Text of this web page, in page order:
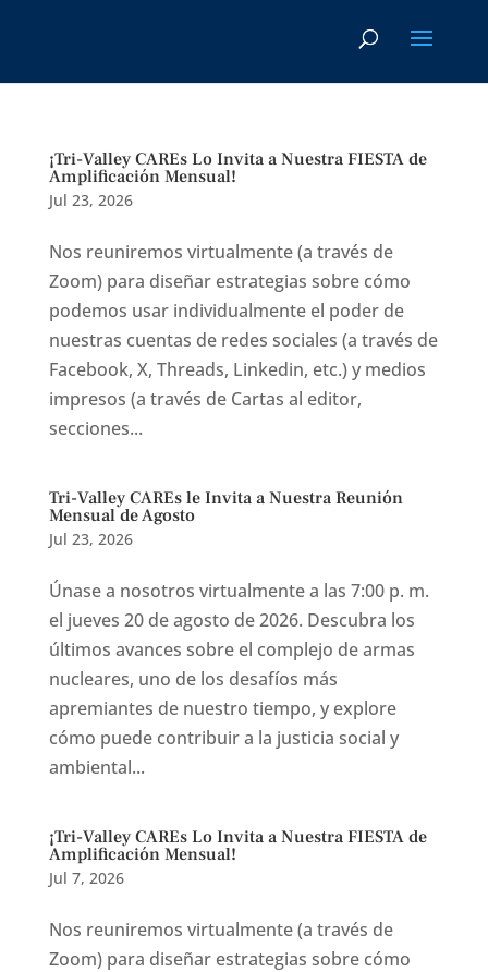
¡Tri-Valley CAREs Lo Invita a Nuestra FIESTA de
Amplificación Mensual!
Jul 23, 2026
Nos reuniremos virtualmente (a través de
Zoom) para diseñar estrategias sobre cómo
podemos usar individualmente el poder de
nuestras cuentas de redes sociales (a través de
Facebook, X, Threads, Linkedin, etc.) y medios
impresos (a través de Cartas al editor,
secciones...
Tri-Valley CAREs le Invita a Nuestra Reunión
Mensual de Agosto
Jul 23, 2026
Únase a nosotros virtualmente a las 7:00 p. m.
el jueves 20 de agosto de 2026. Descubra los
últimos avances sobre el complejo de armas
nucleares, uno de los desafíos más
apremiantes de nuestro tiempo, y explore
cómo puede contribuir a la justicia social y
ambiental...
¡Tri-Valley CAREs Lo Invita a Nuestra FIESTA de
Amplificación Mensual!
Jul 7, 2026
Nos reuniremos virtualmente (a través de
Zoom) para diseñar estrategias sobre cómo